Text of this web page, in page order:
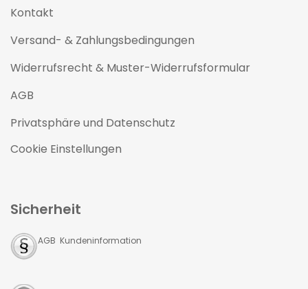
Kontakt
Versand- & Zahlungsbedingungen
Widerrufsrecht & Muster-Widerrufsformular
AGB
Privatsphäre und Datenschutz
Cookie Einstellungen
Sicherheit
AGB Kundeninformation